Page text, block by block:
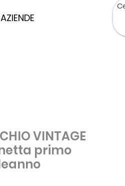
VINTAGE
primo